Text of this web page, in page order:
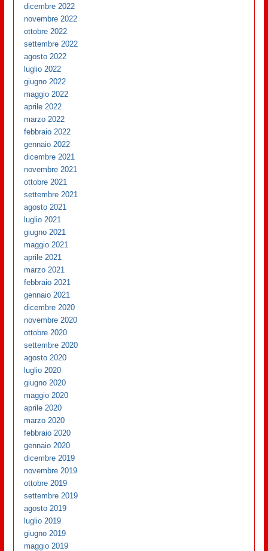
dicembre 2022
novembre 2022
ottobre 2022
settembre 2022
agosto 2022
luglio 2022
giugno 2022
maggio 2022
aprile 2022
marzo 2022
febbraio 2022
gennaio 2022
dicembre 2021
novembre 2021
ottobre 2021
settembre 2021
agosto 2021
luglio 2021
giugno 2021
maggio 2021
aprile 2021
marzo 2021
febbraio 2021
gennaio 2021
dicembre 2020
novembre 2020
ottobre 2020
settembre 2020
agosto 2020
luglio 2020
giugno 2020
maggio 2020
aprile 2020
marzo 2020
febbraio 2020
gennaio 2020
dicembre 2019
novembre 2019
ottobre 2019
settembre 2019
agosto 2019
luglio 2019
giugno 2019
maggio 2019